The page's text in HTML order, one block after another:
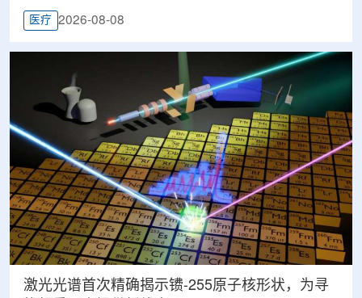
医疗 2026-08-08
激光光谱首次精确揭示镄-255原子核形状，为寻